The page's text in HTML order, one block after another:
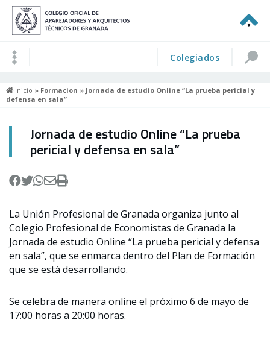
Colegiados
Inicio » Formacion » Jornada de estudio Online “La prueba pericial y
defensa en sala”
Jornada de estudio Online “La prueba
pericial y defensa en sala”
La Unión Profesional de Granada organiza junto al
Colegio Profesional de Economistas de Granada la
Jornada de estudio Online “La prueba pericial y defensa
en sala”, que se enmarca dentro del Plan de Formación
que se está desarrollando.
Se celebra de manera online el próximo 6 de mayo de
17:00 horas a 20:00 horas.